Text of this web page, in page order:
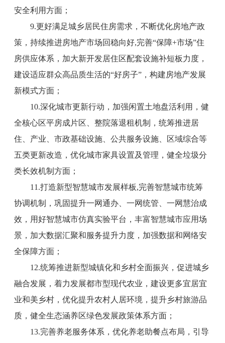
安全利用方面；
9.更好满足城乡居民住房需求，不断优化房地产政
策，持续推进房地产市场回稳向好,完善“保障+市场”住
房供应体系，加大新开发居住区配套设施补短板力度，
建设适应群众高品质生活的“好房子”，构建房地产发展
新模式方面；
10.深化城市更新行动，加强闲置土地盘活利用，健
全核心区平房成片区、整院落退租机制，统筹推进居
住、产业、市政基础设施、公共服务设施、区域综合等
五类更新改造，优化城市家具设置及管理，健全垃圾分
类长效机制方面；
11.打造新型智慧城市发展样板,完善智慧城市统筹
协调机制，巩固提升一网通办、一网统管、一网慧治成
效，用好智慧城市仿真实验平台，丰富智慧城市应用场
景，加大数据汇聚和服务提升力度，加强数据和网络安
全保障方面；
12.统筹推进新型城镇化和乡村全面振兴，促进城乡
融合发展，着力发展都市型现代农业，建设更多宜居宜
业和美乡村，优化提升农村人居环境，提升乡村旅游品
质，健全生态涵养区绿色发展政策体系方面；
13.完善养老服务体系，优化养老助餐点布局，引导